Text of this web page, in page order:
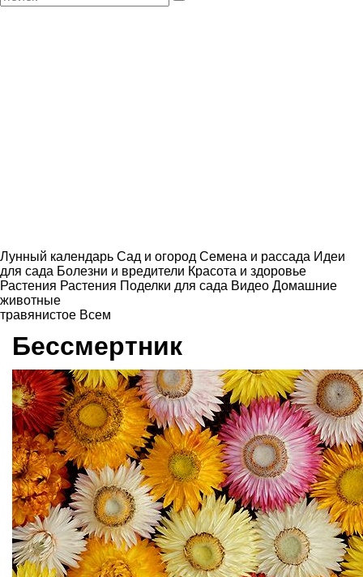
Лунный календарь Сад и огород Семена и рассада Идеи
для сада Болезни и вредители Красота и здоровье
Растения Растения Поделки для сада Видео Домашние
животные
травянистое Всем
Бессмертник